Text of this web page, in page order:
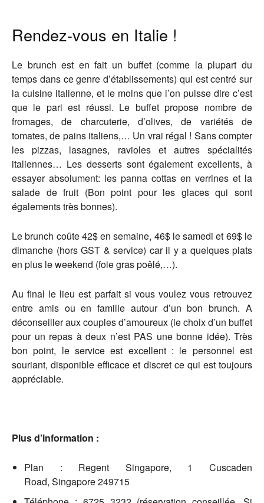
Rendez-vous en Italie !
Le brunch est en fait un buffet (comme la plupart du
temps dans ce genre d’établissements) qui est centré sur
la cuisine italienne, et le moins que l’on puisse dire c’est
que le pari est réussi. Le buffet propose nombre de
fromages, de charcuterie, d’olives, de variétés de
tomates, de pains italiens,… Un vrai régal ! Sans compter
les pizzas, lasagnes, ravioles et autres spécialités
italiennes… Les desserts sont également excellents, à
essayer absolument: les panna cottas en verrines et la
salade de fruit (Bon point pour les glaces qui sont
égalements très bonnes).
Le brunch coûte 42$ en semaine, 46$ le samedi et 69$ le
dimanche (hors GST & service) car il y a quelques plats
en plus le weekend (foie gras poêlé,…).
Au final le lieu est parfait si vous voulez vous retrouvez
entre amis ou en famille autour d’un bon brunch. A
déconseiller aux couples d’amoureux (le choix d’un buffet
pour un repas à deux n’est PAS une bonne idée). Très
bon point, le service est excellent : le personnel est
souriant, disponible efficace et discret ce qui est toujours
appréciable.
Plus d’information :
Plan : Regent Singapore, 1 Cuscaden
Road, Singapore 249715